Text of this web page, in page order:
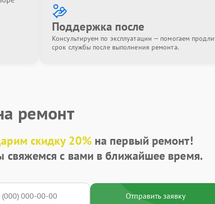
Поддержка после
Консультируем по эксплуатации — помогаем
срок службы после выполнения ремонта.
ремонт
скидку 20%на первый ремонт!
свяжемся с вами в ближайшее время.
Отправить заявку